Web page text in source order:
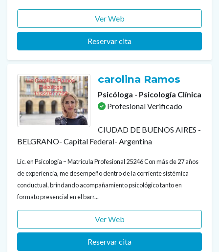
Ver Web
Reservar cita
carolina Ramos
Psicóloga - Psicología Clínica
Profesional Verificado
CIUDAD DE BUENOS AIRES -
BELGRANO- Capital Federal- Argentina
Lic. en Psicología – Matrícula Profesional 25246 Con más de 27 años
de experiencia, me desempeño dentro de la corriente sistémica
conductual, brindando acompañamiento psicológico tanto en
formato presencial en el barr...
Ver Web
Reservar cita